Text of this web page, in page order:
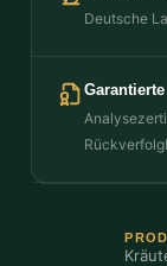
Deutsche